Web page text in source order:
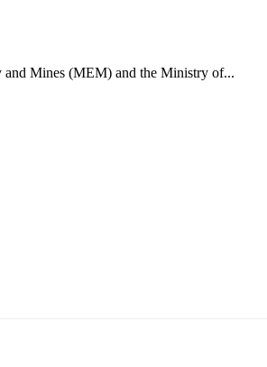
and Mines (MEM) and the Ministry of...